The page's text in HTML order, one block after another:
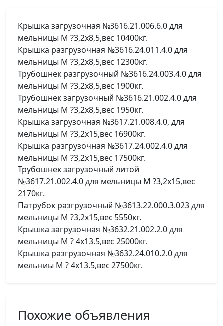
Крышка загрузочная №3616.21.006.6.0 для
мельницы М ?3,2х8,5,вес 10400кг.
Крышка разгрузочная №3616.24.011.4.0 для
мельницы М ?3,2х8,5,вес 12300кг.
Трубошнек разгрузочный №3616.24.003.4.0 для
мельницы М ?3,2х8,5,вес 1900кг.
Трубошнек загрузочный №3616.21.002.4.0 для
мельницы М ?3,2х8,5,вес 1950кг.
Крышка загрузочная №3617.21.008.4.0, для
мельницы М ?3,2х15,вес 16900кг.
Крышка разгрузочная №3617.24.002.4.0 для
мельницы М ?3,2х15,вес 17500кг.
Трубошнек загрузочный литой
№3617.21.002.4.0 для мельницы М ?3,2х15,вес
2170кг.
Патрубок разгрузочный №3613.22.000.3.023 для
мельницы М ?3,2х15,вес 5550кг.
Крышка загрузочная №3632.21.002.2.0 для
мельницы М ? 4х13.5,вес 25000кг.
Крышка разгрузочная №3632.24.010.2.0 для
мельниы М ? 4х13.5,вес 27500кг.
Похожие объявления